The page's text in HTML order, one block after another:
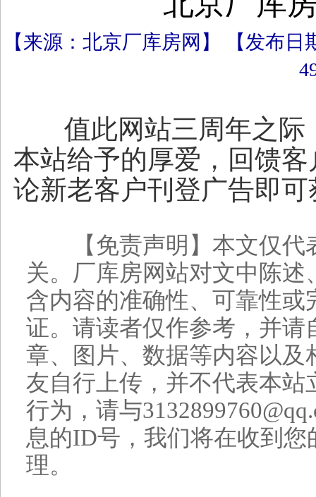
【来源：北京厂库房网】 【发布日
值此网站三周年之际
本站给予的厚爱，回馈客
论新老客户刊登广告即
【免责声明】本文仅代
关。厂库房网站对文中陈
含内容的准确性、可靠性
证。请读者仅作参考，并
章、图片、数据等内容以
友自行上传，并不代表本
行为，请与
息的ID号，我们将在收到
理。